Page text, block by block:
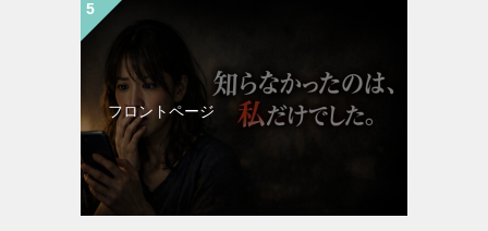
フロントページ